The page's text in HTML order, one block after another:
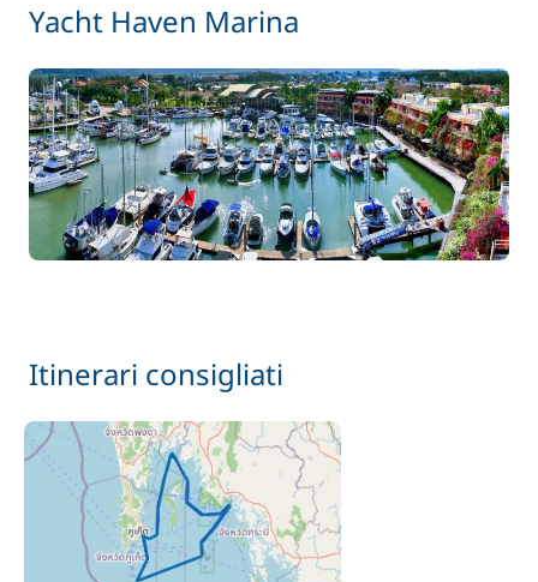
Yacht Haven Marina
Itinerari consigliati